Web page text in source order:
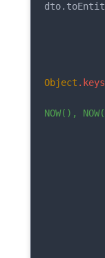
Object
NOW(),